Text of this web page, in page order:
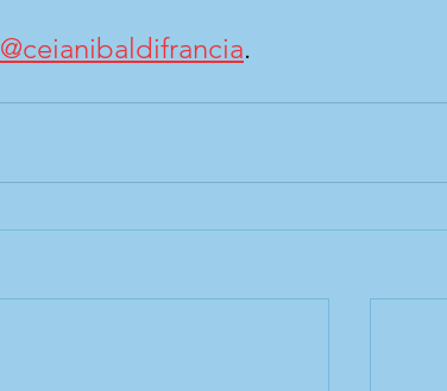
@ceianibaldifrancia.